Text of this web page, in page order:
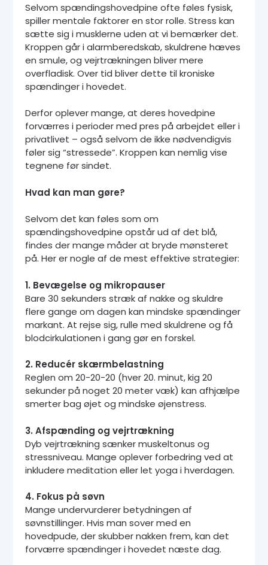
Selvom spændingshovedpine ofte føles fysisk,
spiller mentale faktorer en stor rolle. Stress kan
sætte sig i musklerne uden at vi bemærker det.
Kroppen går i alarmberedskab, skuldrene hæves
en smule, og vejrtrækningen bliver mere
overfladisk. Over tid bliver dette til kroniske
spændinger i hovedet.
Derfor oplever mange, at deres hovedpine
forværres i perioder med pres på arbejdet eller i
privatlivet – også selvom de ikke nødvendigvis
føler sig “stressede”. Kroppen kan nemlig vise
tegnene før sindet.
Hvad kan man gøre?
Selvom det kan føles som om
spændingshovedpine opstår ud af det blå,
findes der mange måder at bryde mønsteret
på. Her er nogle af de mest effektive strategier:
1. Bevægelse og mikropauser
Bare 30 sekunders stræk af nakke og skuldre
flere gange om dagen kan mindske spændinger
markant. At rejse sig, rulle med skuldrene og få
blodcirkulationen i gang gør en forskel.
2. Reducér skærmbelastning
Reglen om 20-20-20 (hver 20. minut, kig 20
sekunder på noget 20 meter væk) kan afhjælpe
smerter bag øjet og mindske øjenstress.
3. Afspænding og vejrtrækning
Dyb vejrtrækning sænker muskeltonus og
stressniveau. Mange oplever forbedring ved at
inkludere meditation eller let yoga i hverdagen.
4. Fokus på søvn
Mange undervurderer betydningen af
søvnstillinger. Hvis man sover med en
hovedpude, der skubber nakken frem, kan det
forværre spændinger i hovedet næste dag.